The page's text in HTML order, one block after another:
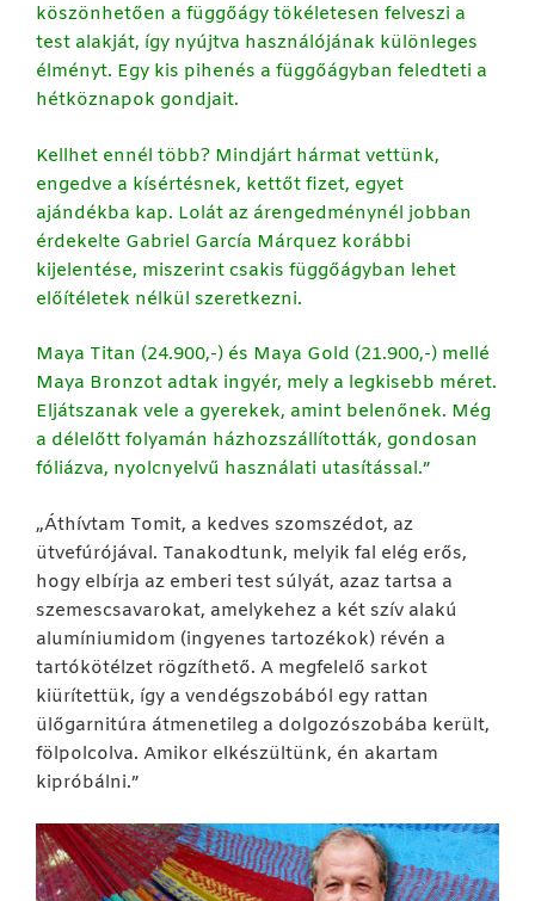
köszönhetően a függőágy tökéletesen felveszi a
test alakját, így nyújtva használójának különleges
élményt. Egy kis pihenés a függőágyban feledteti a
hétköznapok gondjait.
Kellhet ennél több? Mindjárt hármat vettünk,
engedve a kísértésnek, kettőt fizet, egyet
ajándékba kap. Lolát az árengedménynél jobban
érdekelte Gabriel García Márquez korábbi
kijelentése, miszerint csakis függőágyban lehet
előítéletek nélkül szeretkezni.
Maya Titan (24.900,-) és Maya Gold (21.900,-) mellé
Maya Bronzot adtak ingyér, mely a legkisebb méret.
Eljátszanak vele a gyerekek, amint belenőnek. Még
a délelőtt folyamán házhozszállították, gondosan
fóliázva, nyolcnyelvű használati utasítással.”
„Áthívtam Tomit, a kedves szomszédot, az
ütvefúrójával. Tanakodtunk, melyik fal elég erős,
hogy elbírja az emberi test súlyát, azaz tartsa a
szemescsavarokat, amelykehez a két szív alakú
alumíniumidom (ingyenes tartozékok) révén a
tartókötélzet rögzíthető. A megfelelő sarkot
kiürítettük, így a vendégszobából egy rattan
ülőgarnitúra átmenetileg a dolgozószobába került,
fölpolcolva. Amikor elkészültünk, én akartam
kipróbálni.”